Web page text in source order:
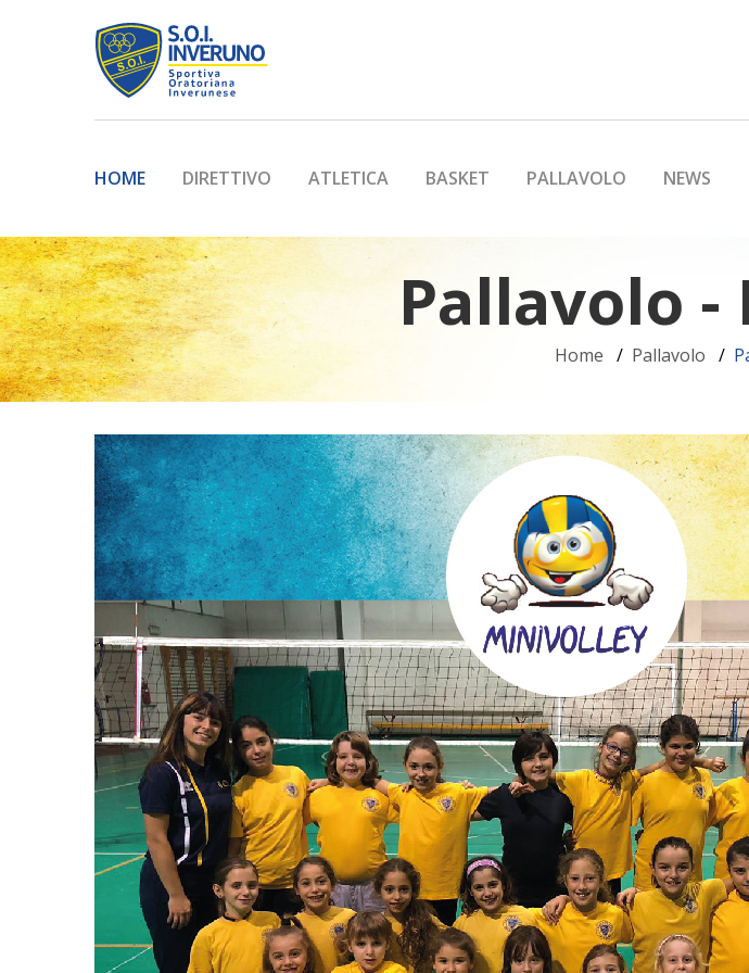
HOME DIRETTIVO ATLETICA BASKET PALLAVOLO NEWS
Pallavolo
Home Pallavolo